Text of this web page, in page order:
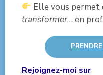
Elle vous permet
transformer… en
Rejoignez-moi sur